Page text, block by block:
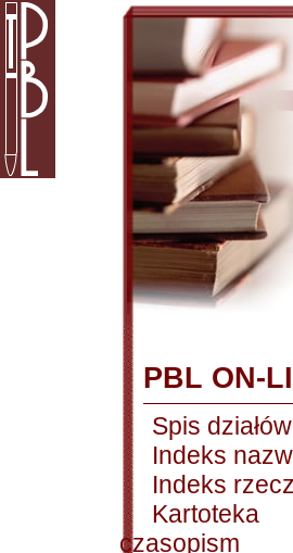
PBL ON-
Spis działów
Indeks
Indeks
Kartoteka
czasopism